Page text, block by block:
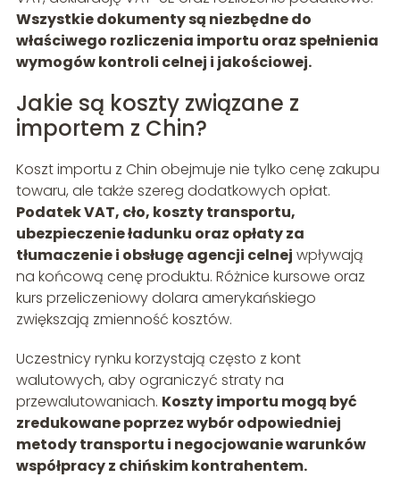
Wszystkie dokumenty są niezbędne do
właściwego rozliczenia importu oraz spełnienia
wymogów kontroli celnej i jakościowej.
Jakie są koszty związane z
importem z Chin?
Koszt importu z Chin obejmuje nie tylko cenę zakupu
towaru, ale także szereg dodatkowych opłat.
Podatek VAT, cło, koszty transportu,
ubezpieczenie ładunku oraz opłaty za
tłumaczenie i obsługę agencji celnej wpływają
na końcową cenę produktu. Różnice kursowe oraz
kurs przeliczeniowy dolara amerykańskiego
zwiększają zmienność kosztów.
Uczestnicy rynku korzystają często z kont
walutowych, aby ograniczyć straty na
przewalutowaniach. Koszty importu mogą być
zredukowane poprzez wybór odpowiedniej
metody transportu i negocjowanie warunków
współpracy z chińskim kontrahentem.